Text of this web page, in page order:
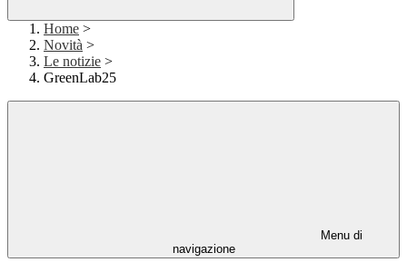
Home >
Novità >
Le notizie >
GreenLab25
Menu di
navigazione